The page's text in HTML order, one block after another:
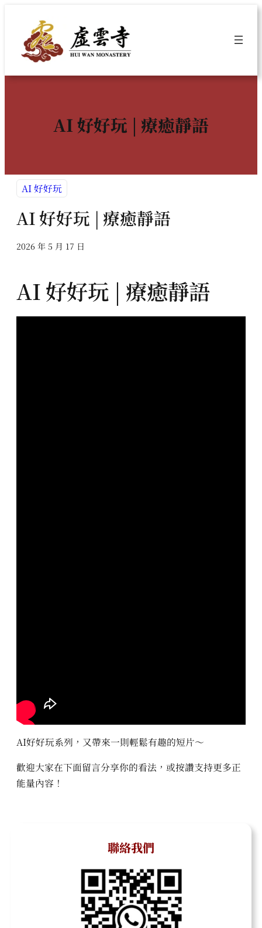
內
AI 好好玩 | 療癒靜語
AI 好好玩
AI 好好玩 | 療癒靜語
2026 年 5 月 17 日
AI 好好玩 | 療癒靜語
AI好好玩系列，又帶來一則輕鬆有趣的短片～
歡迎大家在下面留言分享你的看法，或按讚支持更多正
能量內容！
聯絡我們